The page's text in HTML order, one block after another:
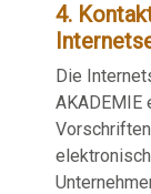
4.
Die
AKADEMIE